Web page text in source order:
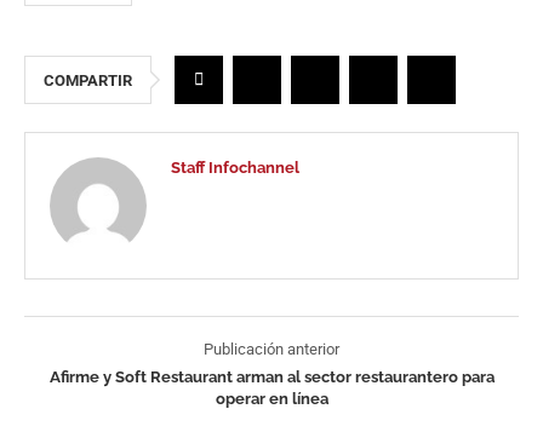
COMPARTIR
Staff Infochannel
Publicación anterior
Afirme y Soft Restaurant arman al sector restaurantero para
operar en línea